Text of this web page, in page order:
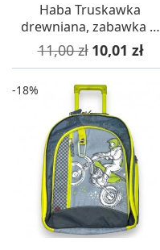
Haba Truskawka
drewniana, zabawka w
sklep i gotowanie
Cena podstawowa
11,00 zł Cena
10,01 zł
-18%